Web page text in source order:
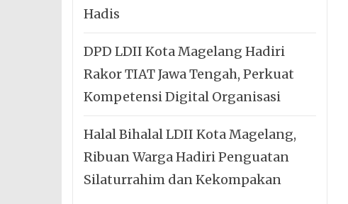
Hadis
DPD LDII Kota Magelang Hadiri
Rakor TIAT Jawa Tengah, Perkuat
Kompetensi Digital Organisasi
Halal Bihalal LDII Kota Magelang,
Ribuan Warga Hadiri Penguatan
Silaturrahim dan Kekompakan